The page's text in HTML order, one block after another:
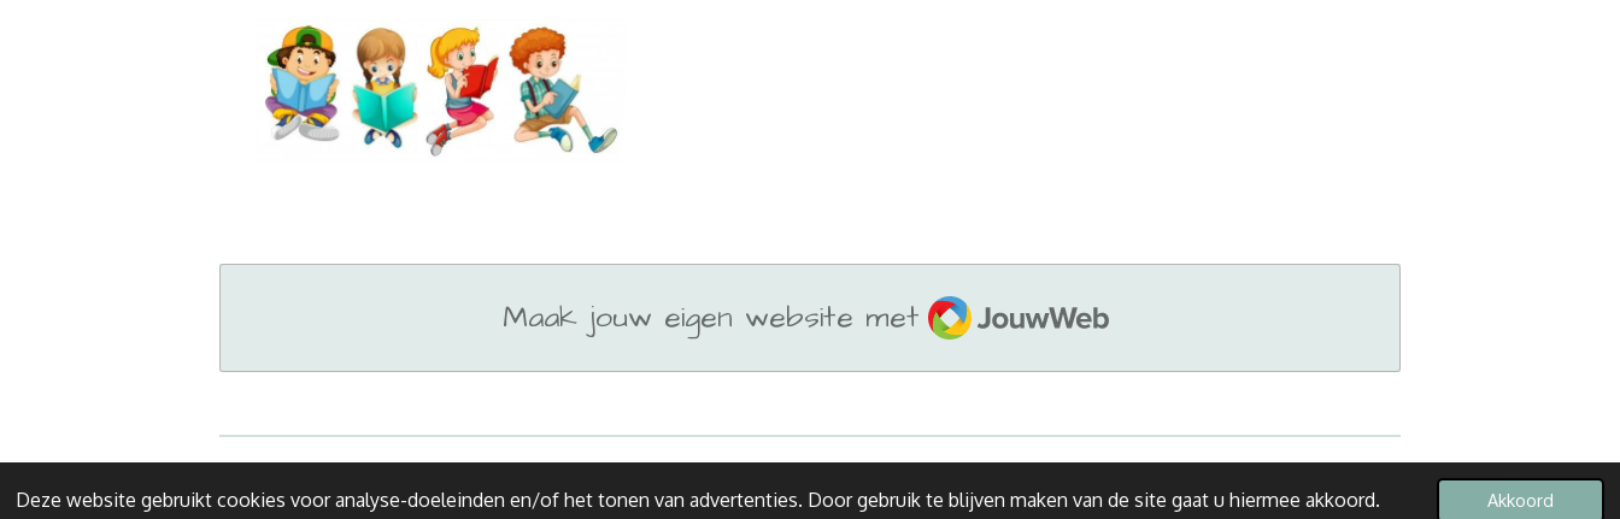
Deze website gebruikt cookies voor analyse-doeleinden en/of het tonen van advertenties. Door gebruik te blijven maken van de site gaat u hiermee akkoord. Akkoord
Maak jouw eigen website met JouwWeb
© 2020 - 2026 Leerjaar 6 Powered by JouwWeb